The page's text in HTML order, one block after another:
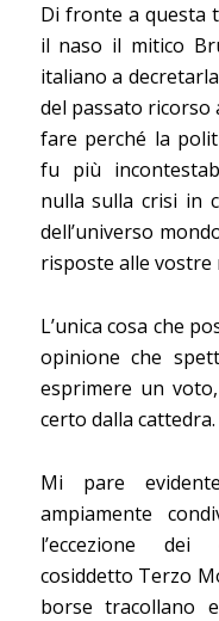
Di fronte a questa
il naso il mitico
italiano a
del passato ricorso
fare perché la
fu più
nulla sulla crisi in
dell’universo
risposte alle vostre
L’unica cosa che
opinione che
esprimere un
certo dalla cattedra.
Mi pare
ampiamente
l’eccezione dei
cosiddetto Terzo
borse tracollano